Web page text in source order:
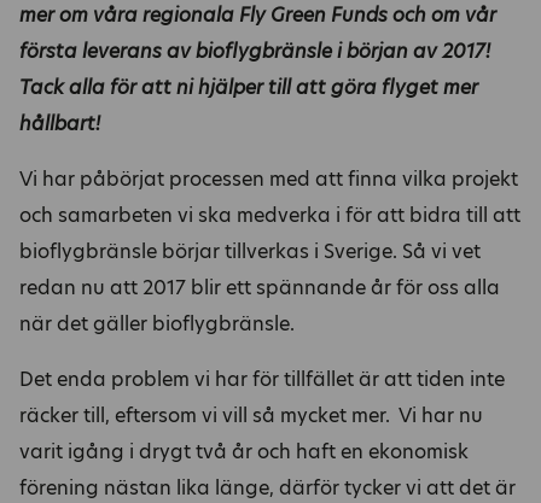
mer om våra regionala Fly Green Funds och om vår
första leverans av bioflygbränsle i börjanav 2017!
Tack alla för att ni hjälper till att göra flyget mer
hållbart!
Vi har påbörjat processen med att finna vilka projekt
och samarbeten vi ska medverka i för att bidra till att
bioflygbränsle börjar tillverkas i Sverige. Så vi vet
redan nu att 2017 blir ett spännande år för oss alla
när det gäller bioflygbränsle.
Det enda problem vi har för tillfället är att tiden inte
räcker till, eftersom vi vill så mycket mer. Vi har nu
varit igång i drygt två år och haft en ekonomisk
förening nästan lika länge, därför tycker vi att det är